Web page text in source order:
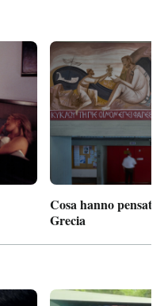
Cosa hanno pensato
Grecia